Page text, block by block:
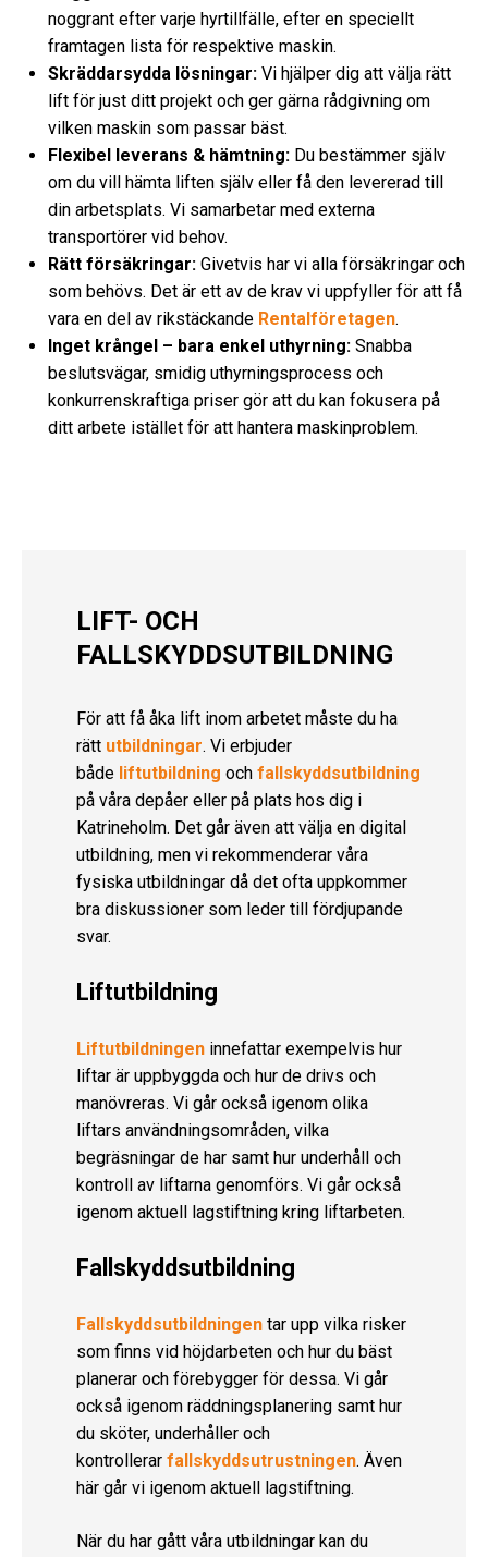
noggrant efter varje hyrtillfälle, efter en speciellt
framtagen lista för respektive maskin.
Skräddarsydda lösningar: Vi hjälper dig att välja rätt
lift för just ditt projekt och ger gärna rådgivning om
vilken maskin som passar bäst.
Flexibel leverans & hämtning: Du bestämmer själv
om du vill hämta liften själv eller få den levererad till
din arbetsplats. Vi samarbetar med externa
transportörer vid behov.
Rätt försäkringar: Givetvis har vi alla försäkringar och
som behövs. Det är ett av de krav vi uppfyller för att få
vara en del av rikstäckande Rentalföretagen.
Inget krångel – bara enkel uthyrning: Snabba
beslutsvägar, smidig uthyrningsprocess och
konkurrenskraftiga priser gör att du kan fokusera på
ditt arbete istället för att hantera maskinproblem.
LIFT- OCH
FALLSKYDDSUTBILDNING
För att få åka lift inom arbetet måste du ha
rätt utbildningar. Vi erbjuder
både liftutbildning och fallskyddsutbildning
på våra depåer eller på plats hos dig i
Katrineholm. Det går även att välja en digital
utbildning, men vi rekommenderar våra
fysiska utbildningar då det ofta uppkommer
bra diskussioner som leder till fördjupande
svar.
Liftutbildning
Liftutbildningen innefattar exempelvis hur
liftar är uppbyggda och hur de drivs och
manövreras. Vi går också igenom olika
liftars användningsområden, vilka
begräsningar de har samt hur underhåll och
kontroll av liftarna genomförs. Vi går också
igenom aktuell lagstiftning kring liftarbeten.
Fallskyddsutbildning
Fallskyddsutbildningen tar upp vilka risker
som finns vid höjdarbeten och hur du bäst
planerar och förebygger för dessa. Vi går
också igenom räddningsplanering samt hur
du sköter, underhåller och
kontrollerar fallskyddsutrustningen. Även
här går vi igenom aktuell lagstiftning.
När du har gått våra utbildningar kan du